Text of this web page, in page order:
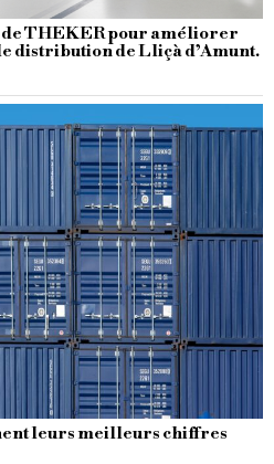
de THEKER pour améliorer
distribution de Lliçà d’Amunt.
leurs meilleurs chiffres